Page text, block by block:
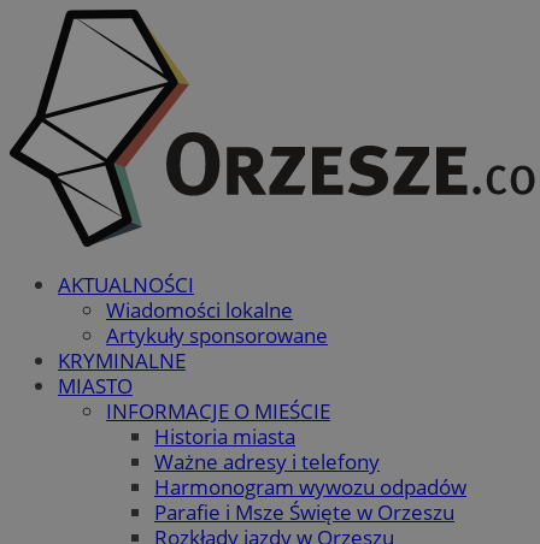
AKTUALNOŚCI
Wiadomości lokalne
Artykuły sponsorowane
KRYMINALNE
MIASTO
INFORMACJE O MIEŚCIE
Historia miasta
Ważne adresy i telefony
Harmonogram wywozu odpadów
Parafie i Msze Święte w Orzeszu
Rozkłady jazdy w Orzeszu